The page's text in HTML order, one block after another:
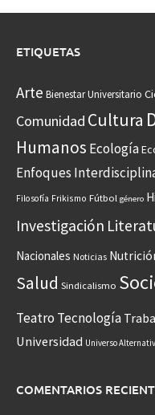
ETIQUETAS
Arte Bienestar Universitario
Comunidad Cultura
Humanos Ecología
Enfoques
Filosofía Frikismo Fútbol género
Investigación
Nacionales Noticias
Salud Sindicalismo
Teatro Tecnología
Universidad Universo
COMENTARIOS